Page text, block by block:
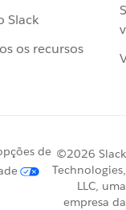
Slack
os recursos
de ©2026 Slack
Technologies,
LLC, uma
empresa da